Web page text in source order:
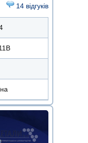
14 відгуків